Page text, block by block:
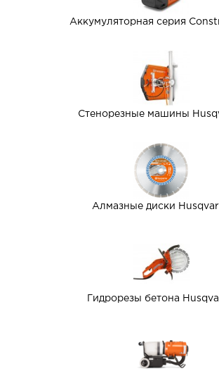
Аккумуляторная серия
Стенорезные машины
Алмазные диски
Гидрорезы бетона